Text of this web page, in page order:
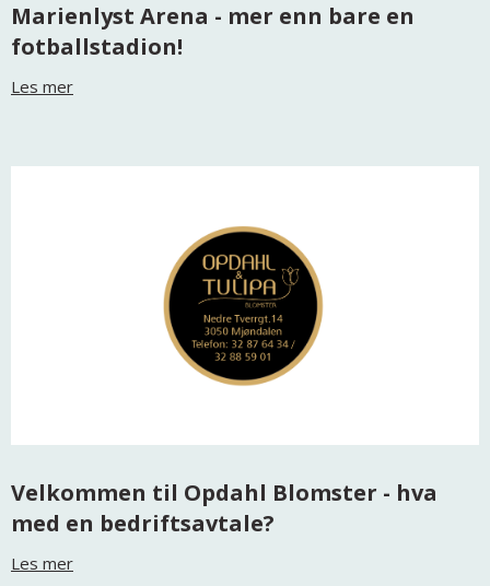
Marienlyst Arena - mer enn bare en
fotballstadion!
Les mer
Velkommen til Opdahl Blomster - hva
med en bedriftsavtale?
Les mer